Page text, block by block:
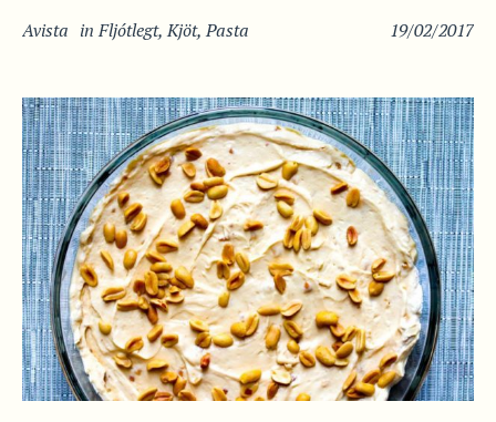
19/02/2017
Avista inFljótlegt,Kjöt,Pasta